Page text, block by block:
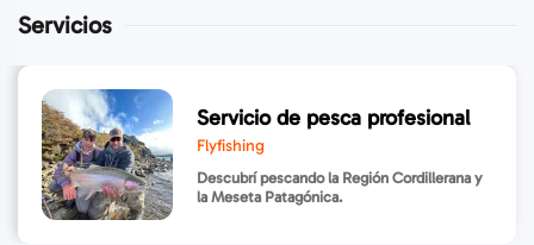
Servicios
Servicio de pesca profesional
Flyfishing
Descubrí pescando la Región Cordillerana y
la Meseta Patagónica.